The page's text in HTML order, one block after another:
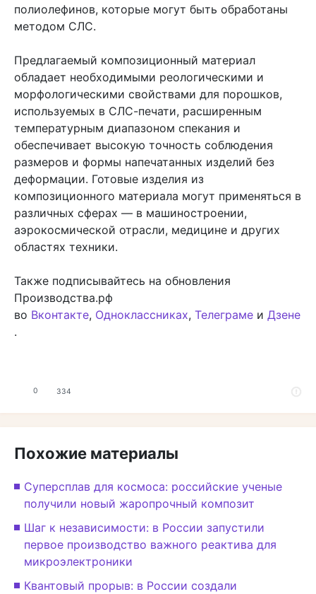
полиолефинов, которые могут быть обработаны
методом СЛС.
Предлагаемый композиционный материал
обладает необходимыми реологическими и
морфологическими свойствами для порошков,
используемых в СЛС-печати, расширенным
температурным диапазоном спекания и
обеспечивает высокую точность соблюдения
размеров и формы напечатанных изделий без
деформации. Готовые изделия из
композиционного материала могут применяться в
различных сферах — в машиностроении,
аэрокосмической отрасли, медицине и других
областях техники.
Также подписывайтесь на обновления
Производства.рф
во Вконтакте, Одноклассниках, Телеграме и Дзене
.
0 334
Похожие материалы
Суперсплав для космоса: российские ученые
получили новый жаропрочный композит
Шаг к независимости: в России запустили
первое производство важного реактива для
микроэлектроники
Квантовый прорыв: в России создали